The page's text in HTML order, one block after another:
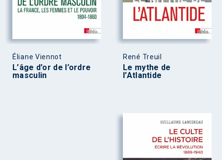
Éliane Viennot
L’âge d’or de l’ordre
masculin
René Treuil
Le mythe de
l’Atlantide